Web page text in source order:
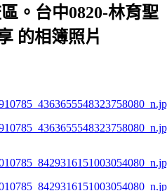
。台中0820-林育聖
的相簿照片